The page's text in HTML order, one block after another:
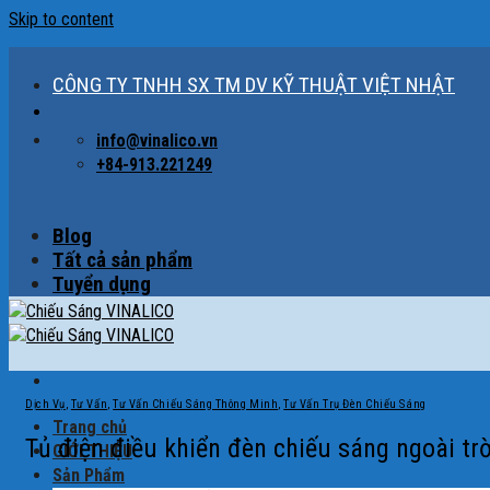
Skip to content
CÔNG TY TNHH SX TM DV KỸ THUẬT VIỆT NHẬT
info@vinalico.vn
+84-913.221249
Blog
Tất cả sản phẩm
Tuyển dụng
Trang chủ
GIỚI THIỆU
Sản Phẩm
Dịch Vụ Tư Vấn ,Tư Vấn Chiếu Sáng Thông Minh ,Tư Vấn Trụ Đèn Chiếu Sáng
Tủ điện điều khiển đèn chiếu sáng ngoài